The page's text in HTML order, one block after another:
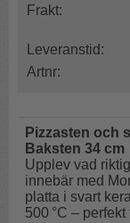
Frakt:
Leveranstid:
Artnr:
Pizzasten och
Baksten 34 cm
Upplev vad
innebär med
platta i svart
500 °C –